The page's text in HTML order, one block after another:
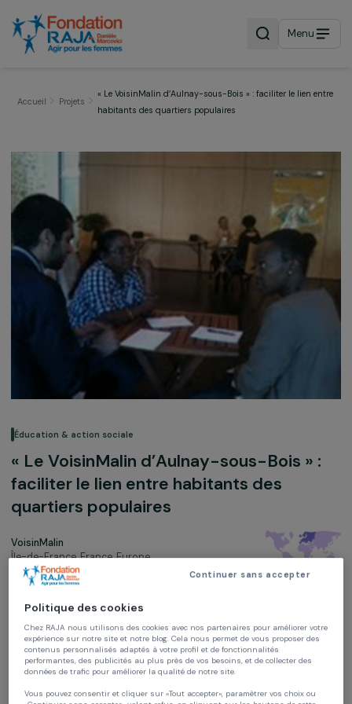
Menu
Éducation & action sociale
« Le VoisinMalin d’Aulnay-sous-Bois »
faciliter le lien entre habitants des
quartiers populaires
VoisinMalin
Île-de-France, France,
Soutenu en 2012
Politique des cookies
Chez RAJA nous utilisons des cookies avec nos partenaires pour améliorer
Continuer sans accepter